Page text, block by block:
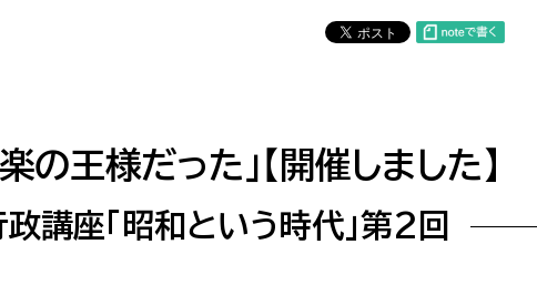
防災・安全
福祉・健康
職員課
市税総務課
市民税課
資産税課
の王様だった」【開催しました】
講座「昭和という時代」第2回